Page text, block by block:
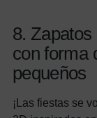
8.
con forma
pequeños
¡Las fiestas se